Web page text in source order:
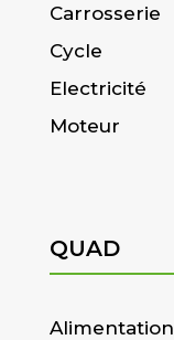
Carrosserie
Cycle
Electricité
Moteur
QUAD
Alimentation